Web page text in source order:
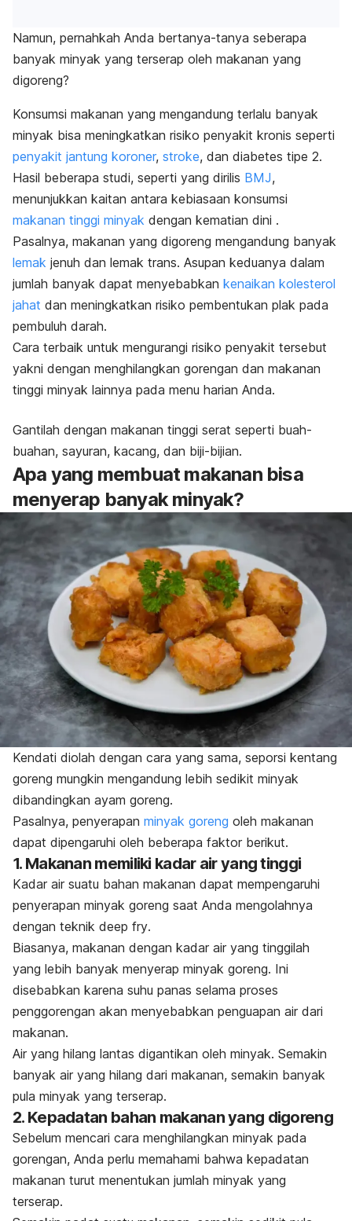
Namun, pernahkah Anda bertanya-tanya seberapa
banyak minyak yang terserap oleh makanan yang
digoreng?
Konsumsi makanan yang mengandung terlalu banyak
minyak bisa meningkatkan risiko penyakit kronis seperti
penyakit jantung koroner, stroke, dan diabetes tipe 2.
Hasil beberapa studi, seperti yang dirilis BMJ,
menunjukkan kaitan antara kebiasaan konsumsi
makanan tinggi minyak dengan kematian dini .
Pasalnya, makanan yang digoreng mengandung banyak
lemak jenuh dan lemak trans. Asupan keduanya dalam
jumlah banyak dapat menyebabkan kenaikan kolesterol
jahat dan meningkatkan risiko pembentukan plak pada
pembuluh darah.
Cara terbaik untuk mengurangi risiko penyakit tersebut
yakni dengan menghilangkan gorengan dan makanan
tinggi minyak lainnya pada menu harian Anda.
Gantilah dengan makanan tinggi serat seperti buah-
buahan, sayuran, kacang, dan biji-bijian.
Apa yang membuat makanan bisa
menyerap banyak minyak?
Kendati diolah dengan cara yang sama, seporsi kentang
goreng mungkin mengandung lebih sedikit minyak
dibandingkan ayam goreng.
Pasalnya, penyerapan minyak goreng oleh makanan
dapat dipengaruhi oleh beberapa faktor berikut.
1. Makanan memiliki kadar air yang tinggi
Kadar air suatu bahan makanan dapat mempengaruhi
penyerapan minyak goreng saat Anda mengolahnya
dengan teknik deep fry.
Biasanya, makanan dengan kadar air yang tinggilah
yang lebih banyak menyerap minyak goreng. Ini
disebabkan karena suhu panas selama proses
penggorengan akan menyebabkan penguapan air dari
makanan.
Air yang hilang lantas digantikan oleh minyak. Semakin
banyak air yang hilang dari makanan, semakin banyak
pula minyak yang terserap.
2. Kepadatan bahan makanan yang digoreng
Sebelum mencari cara menghilangkan minyak pada
gorengan, Anda perlu memahami bahwa kepadatan
makanan turut menentukan jumlah minyak yang
terserap.